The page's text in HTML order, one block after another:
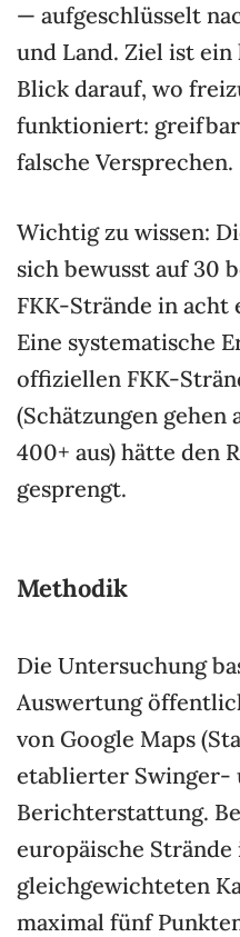
— aufgeschlüsselt
und Land. Ziel ist
Blick darauf, wo
funktioniert:
falsche Versprechen.
Wichtig zu wissen:
sich bewusst auf 30
FKK-Strände in acht
Eine systematische
offiziellen FKK-
(Schätzungen gehen
400+ aus) hätte den
gesprengt.
Methodik
Die Untersuchung
Auswertung
von Google Maps
etablierter Swinger-
Berichterstattung.
europäische
gleichgewichteten
maximal fünf